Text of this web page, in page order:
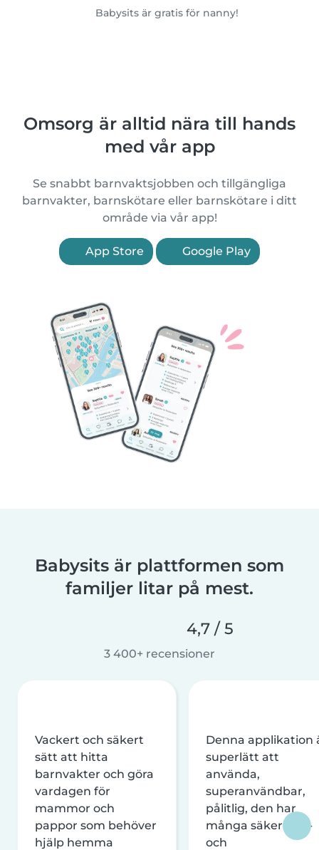
Babysits är gratis för nanny!
Omsorg är alltid nära till hands
med vår app
Se snabbt barnvaktsjobben och tillgängliga
barnvakter, barnskötare eller barnskötare i ditt
område via vår app!
App Store Google Play
Babysits är plattformen som
familjer litar på mest.
4,7 / 5
3 400+ recensioner
Vackert och säkert
sätt att hitta
barnvakter och göra
vardagen för
mammor och
pappor som behöver
hjälp hemma
Denna applikation
superlätt att
använda,
superanvändbar,
pålitlig, den har
många säkerhets-
och